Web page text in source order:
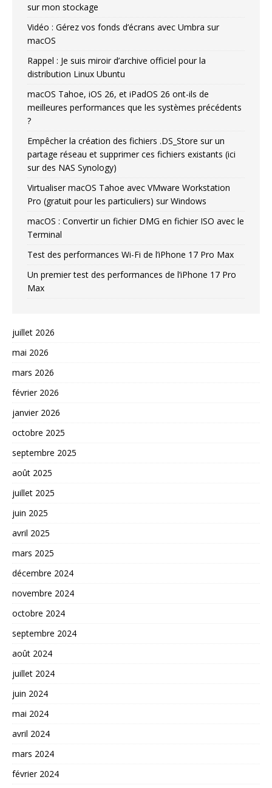
sur mon stockage
Vidéo : Gérez vos fonds d’écrans avec Umbra sur
macOS
Rappel : Je suis miroir d’archive officiel pour la
distribution Linux Ubuntu
macOS Tahoe, iOS 26, et iPadOS 26 ont-ils de
meilleures performances que les systèmes précédents
?
Empêcher la création des fichiers .DS_Store sur un
partage réseau et supprimer ces fichiers existants (ici
sur des NAS Synology)
Virtualiser macOS Tahoe avec VMware Workstation
Pro (gratuit pour les particuliers) sur Windows
macOS : Convertir un fichier DMG en fichier ISO avec le
Terminal
Test des performances Wi-Fi de l’iPhone 17 Pro Max
Un premier test des performances de l’iPhone 17 Pro
Max
juillet 2026
mai 2026
mars 2026
février 2026
janvier 2026
octobre 2025
septembre 2025
août 2025
juillet 2025
juin 2025
avril 2025
mars 2025
décembre 2024
novembre 2024
octobre 2024
septembre 2024
août 2024
juillet 2024
juin 2024
mai 2024
avril 2024
mars 2024
février 2024